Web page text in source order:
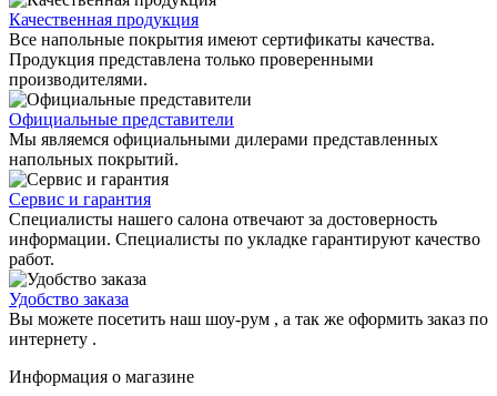
Качественная продукция
Все напольные покрытия имеют сертификаты качества.
Продукция представлена только проверенными
производителями.
Официальные представители
Мы являемся официальными дилерами представленных
напольных покрытий.
Сервис и гарантия
Специалисты нашего салона отвечают за достоверность
информации. Специалисты по укладке гарантируют качество
работ.
Удобство заказа
Вы можете посетить наш шоу-рум , а так же оформить заказ по
интернету .
Информация о магазине